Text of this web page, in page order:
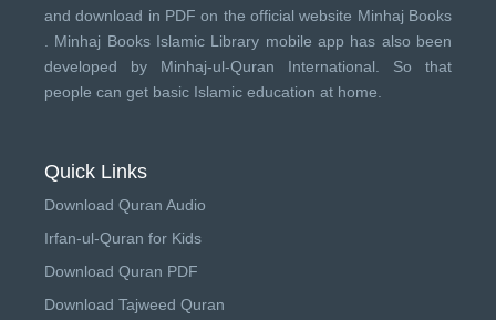
and download in PDF on the official website Minhaj Books
Minhaj Books Islamic Library mobile app has also been
developed by Minhaj-ul-Quran International . So that
people can get basic Islamic education at home.
Quick Links
Download Quran Audio
Irfan-ul-Quran for Kids
Download Quran PDF
Download Tajweed Quran